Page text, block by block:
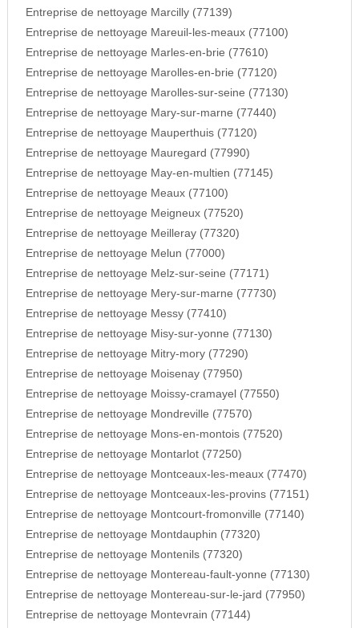
Entreprise de nettoyage Marcilly (77139)
Entreprise de nettoyage Mareuil-les-meaux (77100)
Entreprise de nettoyage Marles-en-brie (77610)
Entreprise de nettoyage Marolles-en-brie (77120)
Entreprise de nettoyage Marolles-sur-seine (77130)
Entreprise de nettoyage Mary-sur-marne (77440)
Entreprise de nettoyage Mauperthuis (77120)
Entreprise de nettoyage Mauregard (77990)
Entreprise de nettoyage May-en-multien (77145)
Entreprise de nettoyage Meaux (77100)
Entreprise de nettoyage Meigneux (77520)
Entreprise de nettoyage Meilleray (77320)
Entreprise de nettoyage Melun (77000)
Entreprise de nettoyage Melz-sur-seine (77171)
Entreprise de nettoyage Mery-sur-marne (77730)
Entreprise de nettoyage Messy (77410)
Entreprise de nettoyage Misy-sur-yonne (77130)
Entreprise de nettoyage Mitry-mory (77290)
Entreprise de nettoyage Moisenay (77950)
Entreprise de nettoyage Moissy-cramayel (77550)
Entreprise de nettoyage Mondreville (77570)
Entreprise de nettoyage Mons-en-montois (77520)
Entreprise de nettoyage Montarlot (77250)
Entreprise de nettoyage Montceaux-les-meaux (77470)
Entreprise de nettoyage Montceaux-les-provins (77151)
Entreprise de nettoyage Montcourt-fromonville (77140)
Entreprise de nettoyage Montdauphin (77320)
Entreprise de nettoyage Montenils (77320)
Entreprise de nettoyage Montereau-fault-yonne (77130)
Entreprise de nettoyage Montereau-sur-le-jard (77950)
Entreprise de nettoyage Montevrain (77144)